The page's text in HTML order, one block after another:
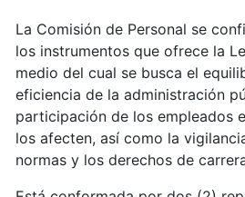
La Comisión de Personal se
los instrumentos que ofrece la
medio del cual se busca el
eficiencia de la administración
participación de los empleados
los afecten, así como la
normas y los derechos de